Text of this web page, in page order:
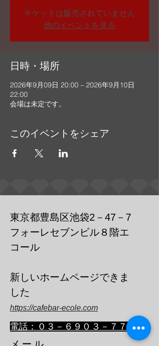
チケットは販売されていません
他のイベントを見る
日時・場所
2026年9月09日 20:00 – 2026年9月10日
22:00
会場は未定です。
このイベントをシェア
東京都豊島区池袋2－47－7
フォーレセブンビル８階エ
コール
​新しいホームページできま
した
https://cafebar-ecole.com
​電話：０３－６９０３－７７３６